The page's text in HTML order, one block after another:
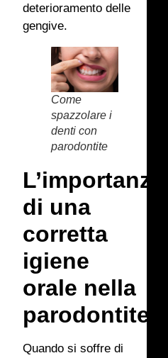
deterioramento delle
gengive.
Come
spazzolare i
denti con
parodontite
L’importanza
di una
corretta
igiene
orale nella
parodontite
Quando si soffre di